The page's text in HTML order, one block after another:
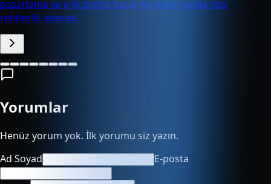
pazarlama ve e-ticarette başarıya giden yolda size
rehberlik edecek.
Yorumlar
Henüz yorum yok. İlk yorumu siz yazın.
Ad Soyad
E-posta